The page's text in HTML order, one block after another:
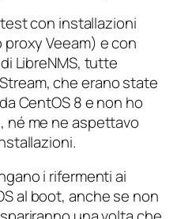
con installazioni
proxy Veeam) e con
LibreNMS, tutte
che erano state
CentOS 8 e non ho
né me ne aspettavo
i rifermenti ai
al boot, anche se non